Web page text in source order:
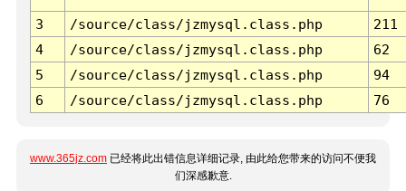
3 /source/class/jzmysql.class.php
211
4
/source/class/jzmysql.class.php
62
5
/source/class/jzmysql.class.php
94
6
/source/class/jzmysql.class.php 76
www.365jz.com 已经将此出错信息详细记录, 由此给您带来的访问不便我
们深感歉意.